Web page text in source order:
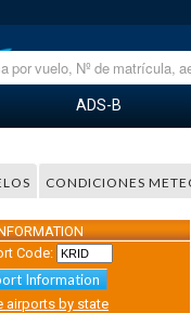
ADS-B
CONDICIONES
Code:
Information
airports by state